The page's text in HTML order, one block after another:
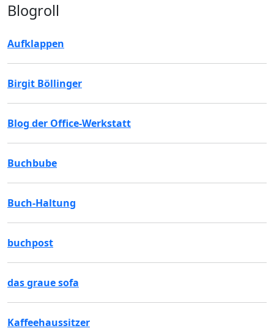
Blogroll
Aufklappen
Birgit Böllinger
Blog der Office-Werkstatt
Buchbube
Buch-Haltung
buchpost
das graue sofa
Kaffeehaussitzer